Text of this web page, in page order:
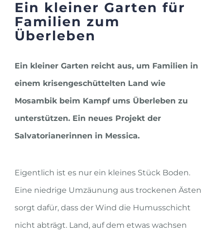
Ein kleiner Garten für
Familien zum
Überleben
Ein kleiner Garten reicht aus, um Familien in
einem krisengeschüttelten Land wie
Mosambik beim Kampf ums Überleben zu
unterstützen. Ein neues Projekt der
Salvatorianerinnen in Messica.
Eigentlich ist es nur ein kleines Stück Boden.
Eine niedrige Umzäunung aus trockenen Ästen
sorgt dafür, dass der Wind die Humusschicht
nicht abträgt. Land, auf dem etwas wachsen